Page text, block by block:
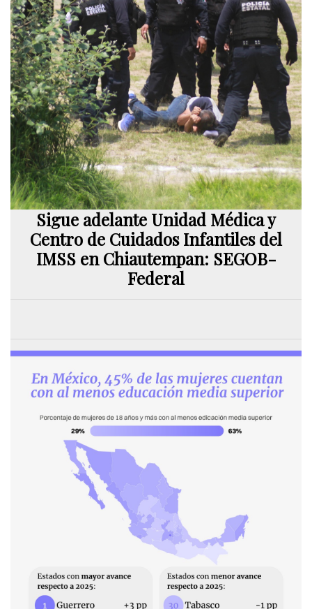
Sigue adelante Unidad Médica y
Centro de Cuidados Infantiles del
IMSS en Chiautempan: SEGOB-
Federal